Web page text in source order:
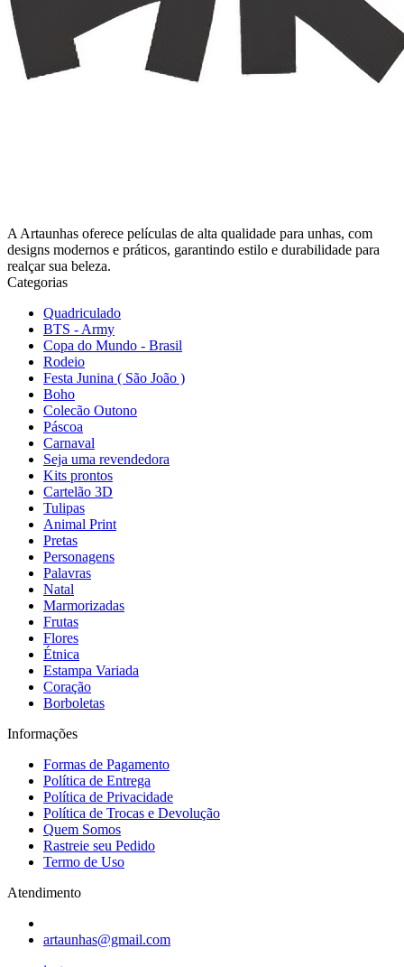
A Artaunhas oferece películas de alta qualidade para unhas, com
designs modernos e práticos, garantindo estilo e durabilidade para
realçar sua beleza.
Categorias
Quadriculado
BTS - Army
Copa do Mundo - Brasil
Rodeio
Festa Junina ( São João )
Boho
Colecão Outono
Páscoa
Carnaval
Seja uma revendedora
Kits prontos
Cartelão 3D
Tulipas
Animal Print
Pretas
Personagens
Palavras
Natal
Marmorizadas
Frutas
Flores
Étnica
Estampa Variada
Coração
Borboletas
Informações
Formas de Pagamento
Política de Entrega
Política de Privacidade
Política de Trocas e Devolução
Quem Somos
Rastreie seu Pedido
Termo de Uso
Atendimento
artaunhas@gmail.com